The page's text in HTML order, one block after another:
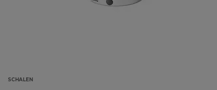
SCHALEN